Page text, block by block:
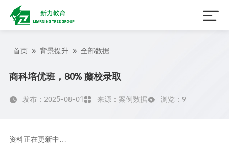

首页 » 背景提升 »全部数据
商科培优班，80% 藤校录取
 发布：2025-08-01  来源：案例数据 浏览： 9
资料正在更新中…